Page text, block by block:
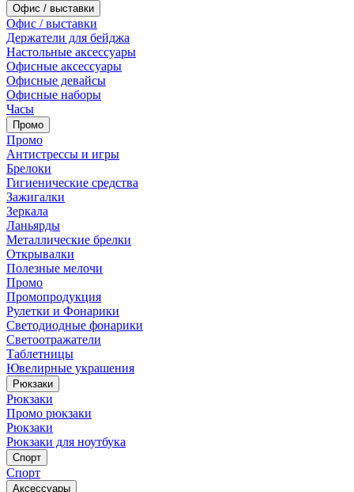
Офис / выставки
Офис / выставки
Держатели для бейджа
Настольные аксессуары
Офисные аксессуары
Офисные девайсы
Офисные наборы
Часы
Промо
Промо
Антистрессы и игры
Брелоки
Гигиенические средства
Зажигалки
Зеркала
Ланьярды
Металлические брелки
Открывалки
Полезные мелочи
Промо
Промопродукция
Рулетки и Фонарики
Светодиодные фонарики
Светоотражатели
Таблетницы
Ювелирные украшения
Рюкзаки
Рюкзаки
Промо рюкзаки
Рюкзаки
Рюкзаки для ноутбука
Спорт
Спорт
Аксессуары